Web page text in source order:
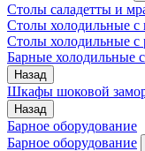
Столы саладетты и
Столы холодильные
Столы холодильные
Барные холодильные
Назад
Шкафы шоковой
Назад
Барное оборудование
Барное оборудование